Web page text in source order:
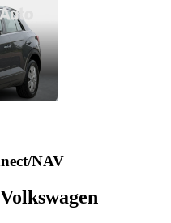
NAV